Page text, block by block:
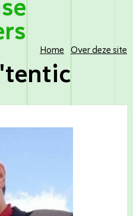
Home Over deze site